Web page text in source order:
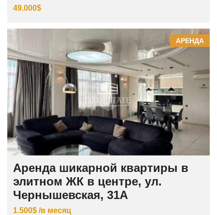
49.000$
АРЕНДА
Аренда шикарной квартиры в
элитном ЖК в центре, ул.
Чернышевская, 31А
1.500$ /в месяц